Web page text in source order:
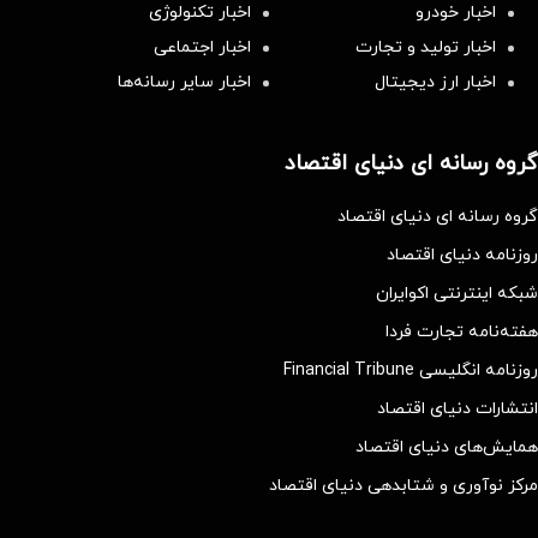
اخبار خودرو
اخبار تکنولوژی
اخبار تولید و تجارت
اخبار اجتماعی
اخبار ارز دیجیتال
اخبار سایر رسانه‌‌ها
گروه رسانه ای دنیای اقتصاد
گروه رسانه ای دنیای اقتصاد
روزنامه دنیای اقتصاد
شبکه اینترنتی اکوایران
هفته‌نامه تجارت فردا
روزنامه انگلیسی Financial Tribune
انتشارات دنیای اقتصاد
همایش‌های دنیای اقتصاد
مرکز نوآوری و شتابدهی دنیای اقتصاد